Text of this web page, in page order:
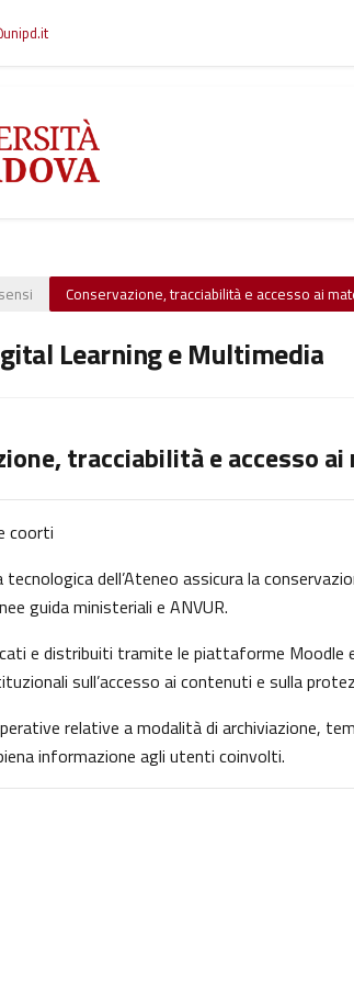
Conservazione, tracciabilità e accesso ai
Learning e Multimedia
tracciabilità e accesso
coorti
dell’Ateneo assicura la
guida ministeriali e ANVUR.
e distribuiti tramite le piattaforme
sull’accesso ai contenuti e sulla
relative a modalità di archiviazione,
informazione agli utenti coinvolti.